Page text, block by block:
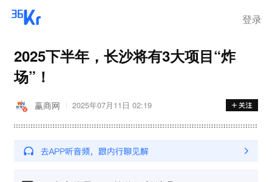
登录
2025下半年，长沙将有3大项目“炸
场”！
赢商网 2025年07月11日 02:19